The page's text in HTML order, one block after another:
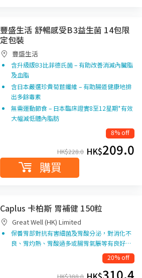
豐盛生活 舒暢感受B3益生菌 14包限
定包裝
豐盛生活
含升級版B3比菲德氏菌 – 有助改善消減內臟脂
及血脂
含日本嚴選珍貴菊苣纖維 – 有助腸道健康地排
出多餘毒素
無需運動節食 – 日本臨床證實8至12星期*有效
大幅減低體內脂肪
8% off
HK$228.0 HK$209.0
購買
Caplus 卡柏斯 胃補健 150粒
Great Well (HK) Limited
保養胃部對抗有害細菌及胃酸分泌，對消化不
良、胃灼熱、胃酸過多或腸胃氣脹等有良好…
20% off
HK$388.0 310.4